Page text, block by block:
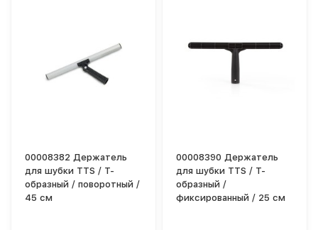
00008382 Держатель
для шубки TTS / Т-
образный / поворотный /
45 см
00008390 Держатель
для шубки TTS / Т-
образный /
фиксированный / 25 см